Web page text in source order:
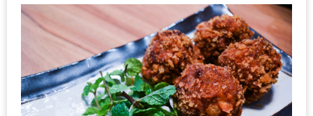
กั๋น
INSTAGRAM
รวม
โปร